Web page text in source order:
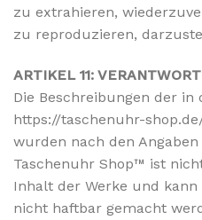
zu extrahieren,
zu reproduzieren,
ARTIKEL 11:
Die Beschreibungen der in
https://taschenuhr-
wurden nach den Angaben
Taschenuhr Shop™ ist
Inhalt der Werke und
nicht haftbar gemacht